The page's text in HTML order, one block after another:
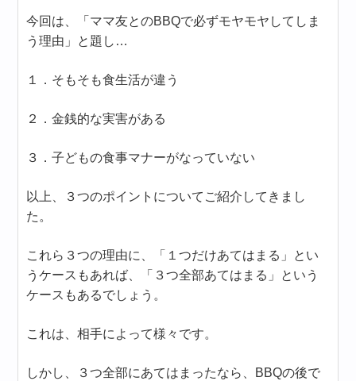
今回は、「ママ友とのBBQで必ずモヤモヤしてしま
う理由」と題し…
１．そもそも食生活が違う
２．金銭的な実害がある
３．子どもの食事マナーがなっていない
以上、３つのポイントについてご紹介してきまし
た。
これら３つの理由に、「１つだけあてはまる」とい
うケースもあれば、「３つ全部あてはまる」という
ケースもあるでしょう。
これは、相手によって様々です。
しかし、３つ全部にあてはまったなら、BBQの後で